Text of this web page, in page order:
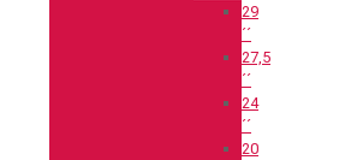
29
´´
27,5
´´
24
´´
20